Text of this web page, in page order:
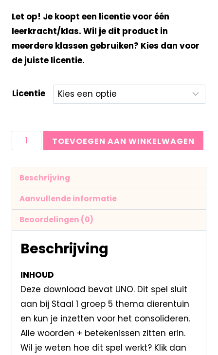
Let op! Je koopt een licentie voor één
leerkracht/klas. Wil je dit product in
meerdere klassen gebruiken? Kies dan voor
de juiste licentie.
Licentie
TOEVOEGEN AAN WINKELWAGEN
Beschrijving
Aanvullende informatie
Beoordelingen (0)
Beschrijving
INHOUD
Deze download bevat UNO. Dit spel sluit
aan bij Staal 1 groep 5 thema dierentuin
en kun je inzetten voor het consolideren.
Alle woorden + betekenissen zitten erin.
Wil je weten hoe dit spel werkt? Klik dan